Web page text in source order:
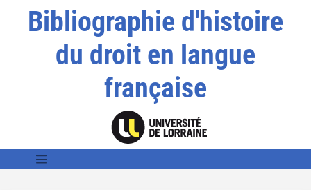
Bibliographie d'histoire
du droit en langue
française